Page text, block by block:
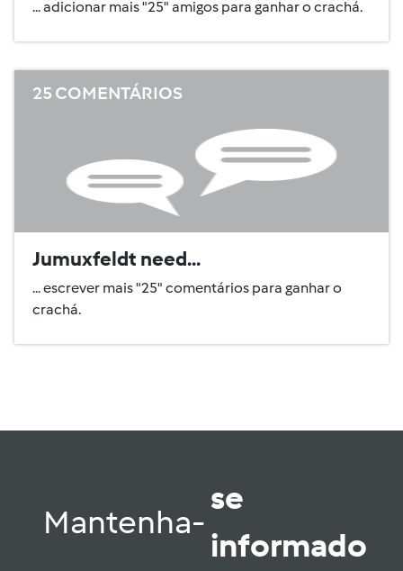
... adicionar mais "25" amigos para ganhar o crachá.
25 COMENTÁRIOS
Jumuxfeldt need...
... escrever mais "25" comentários para ganhar o
crachá.
Mantenha-
se
informado